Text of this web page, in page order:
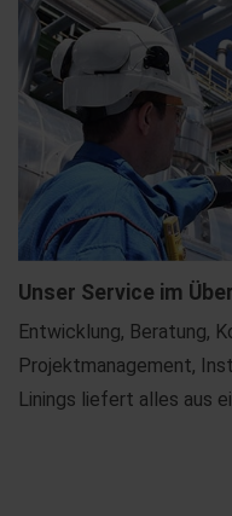
Unser Service im
Entwicklung, Beratung,
Projektmanagement,
Linings liefert alles aus